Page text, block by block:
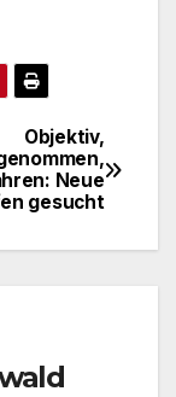
Objektiv,
Neue
gesucht